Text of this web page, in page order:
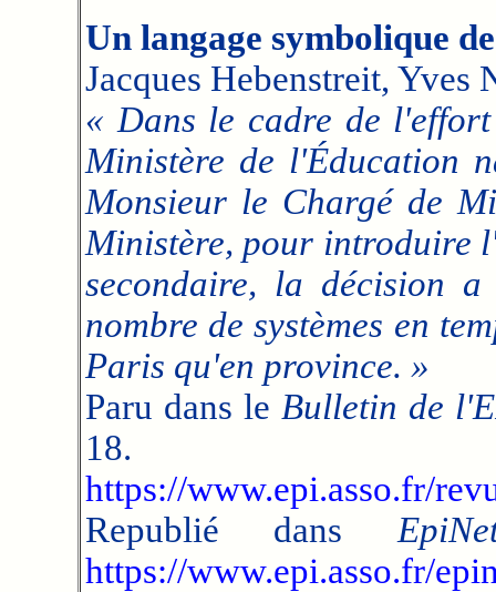
Un langage symbolique
Jacques Hebenstreit,
« Dans le cadre de
Ministère de l'Éducation
Monsieur le Chargé de
Ministère, pour introduire
secondaire, la décision
nombre de systèmes en
Paris qu'en province. »
Paru dans le Bulletin de
18.
https://www.epi.asso.fr/
Republié dans
https://www.epi.asso.fr/